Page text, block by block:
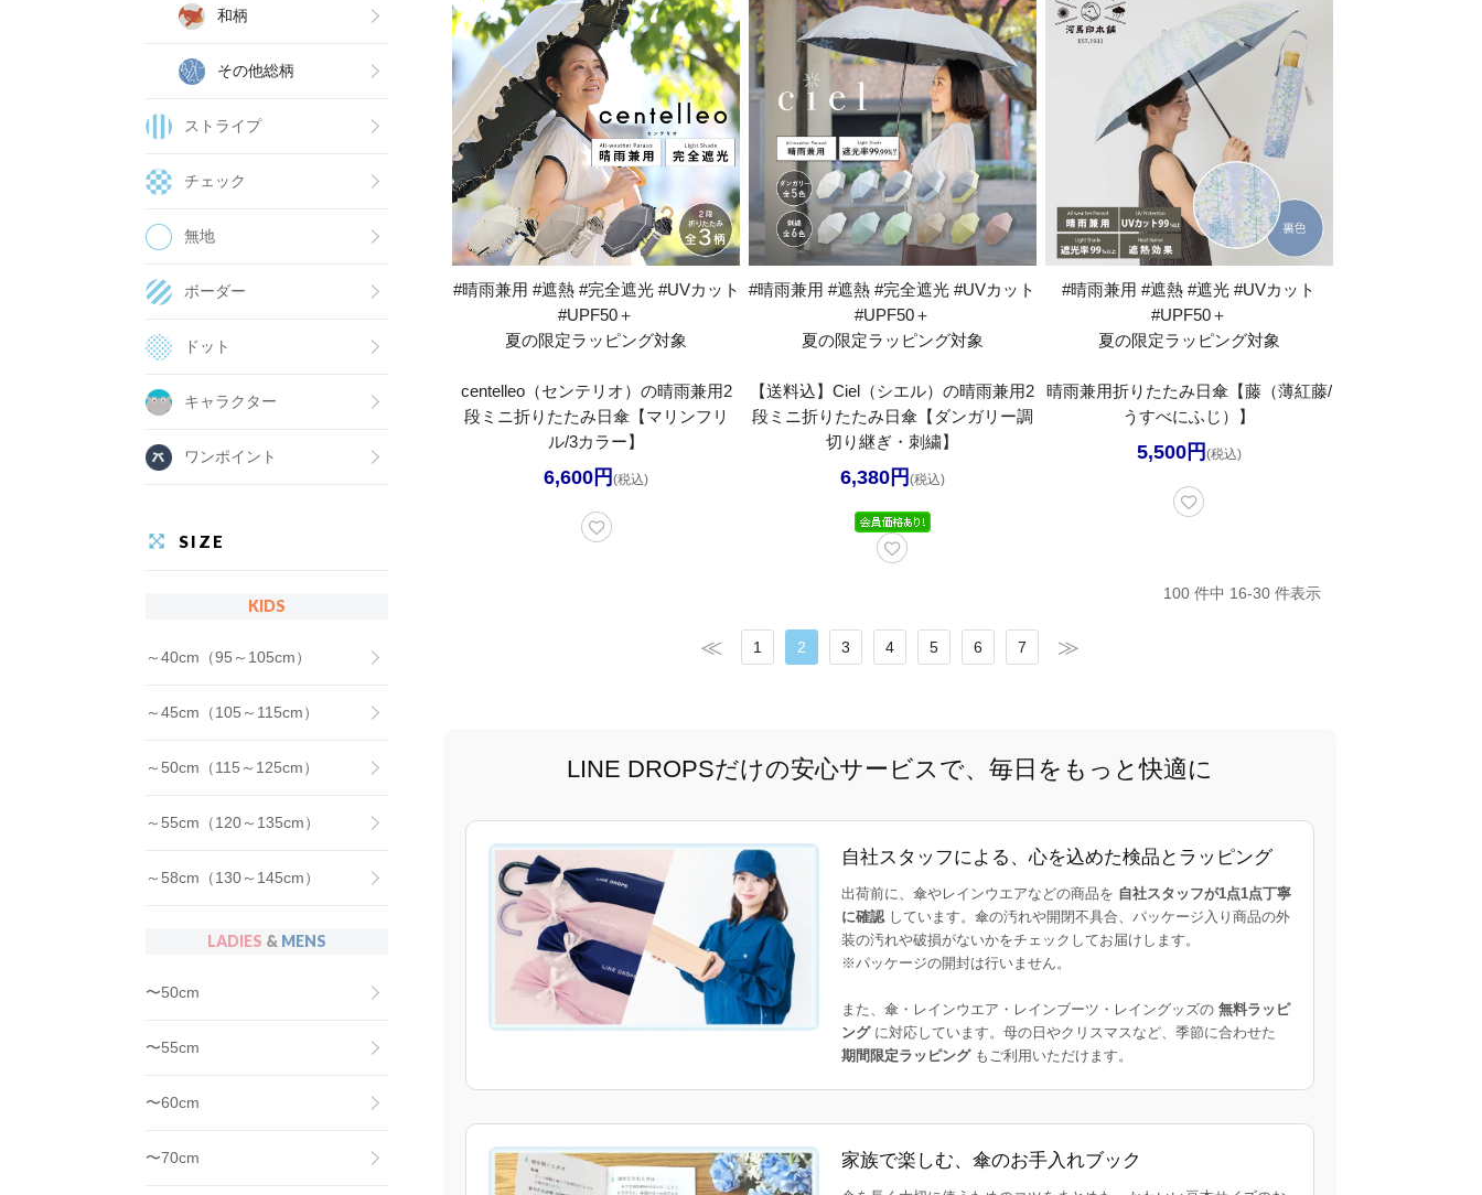
和柄
その他総柄
ストライプ
チェック
無地
ボーダー
ドット
キャラクター
ワンポイント
SIZE
KIDS
～40cm（95～105cm）
～45cm（105～115cm）
～50cm（115～125cm）
～55cm（120～135cm）
～58cm（130～145cm）
LADIES & MENS
〜50cm
〜55cm
〜60cm
〜70cm
#晴雨兼用 #遮熱 #完全遮光 #UVカット
#UPF50＋
夏の限定ラッピング対象
centelleo（センテリオ）の晴雨兼用2
段ミニ折りたたみ日傘【マリンフリ
ル/3カラー】
6,600円 (税込)
#晴雨兼用 #遮熱 #完全遮光 #UVカット
#UPF50＋
夏の限定ラッピング対象
【送料込】Ciel（シエル）の晴雨兼用2
段ミニ折りたたみ日傘【ダンガリー調
切り継ぎ・刺繍】
6,380円 (税込)
#晴雨兼用 #遮熱 #遮光 #UVカット
#UPF50＋
夏の限定ラッピング対象
晴雨兼用折りたたみ日傘【藤（薄紅藤/
うすべにふじ）】
5,500円 (税込)
100 件中 16-30 件表示
1 2 3 4 5 6 7
LINE DROPSだけの安心サービスで、毎日をもっと快適に
自社スタッフによる、心を込めた検品とラッピング
出荷前に、傘やレインウエアなどの商品を 自社スタッフが1点1点丁寧
に確認しています。傘の汚れや開閉不具合、パッケージ入り商品の外
装の汚れや破損がないかをチェックしてお届けします。
※パッケージの開封は行いません。
また、傘・レインウエア・レインブーツ・レイングッズの 無料ラッピ
ングに対応しています。母の日やクリスマスなど、季節に合わせた
期間限定ラッピングもご利用いただけます。
家族で楽しむ、傘のお手入れブック